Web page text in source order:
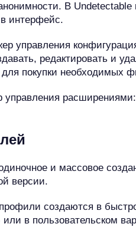
В
интерфейс.
управления
редактировать и
покупки необходимых
и массовое
версии.
создаются в
в пользовательском